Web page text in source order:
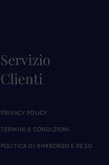
Servizio
Clienti
PRIVACY POLICY
TERMINI E CONDIZIONI
POLITICA DI RIMBORSO E RESO